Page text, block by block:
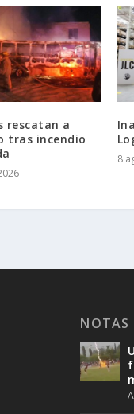
rescatan a
tras incendio
8
NOTAS